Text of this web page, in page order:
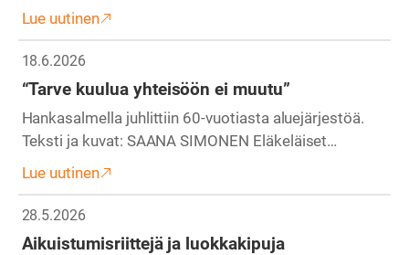
Lue uutinen
18.6.2026
“Tarve kuulua yhteisöön ei muutu”
Hankasalmella juhlittiin 60-vuotiasta aluejärjestöä.
Teksti ja kuvat: SAANA SIMONEN Eläkeläiset…
Lue uutinen
28.5.2026
Aikuistumisriittejä ja luokkakipuja